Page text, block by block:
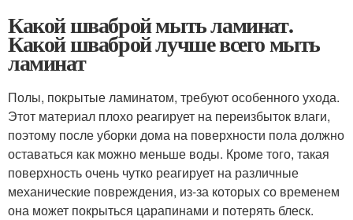
Какой шваброй мыть ламинат.
Какой шваброй лучше всего мыть
ламинат
Полы, покрытые ламинатом, требуют особенного ухода.
Этот материал плохо реагирует на переизбыток влаги,
поэтому после уборки дома на поверхности пола должно
оставаться как можно меньше воды. Кроме того, такая
поверхность очень чутко реагирует на различные
механические повреждения, из-за которых со временем
она может покрыться царапинами и потерять блеск.